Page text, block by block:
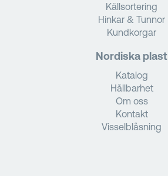
Källsortering
Hinkar & Tunnor
Kundkorgar
Nordiska plast
Katalog
Hållbarhet
Om oss
Kontakt
Visselblåsning